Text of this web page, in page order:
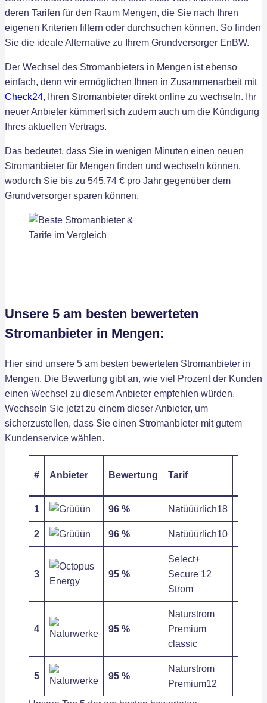
deren Tarifen für den Raum Mengen, die Sie nach Ihren
eigenen Kriterien filtern oder durchsuchen können. So finden
Sie die ideale Alternative zu Ihrem Grundversorger EnBW.
Der Wechsel des Stromanbieters in Mengen ist ebenso
einfach, denn wir ermöglichen Ihnen in Zusammenarbeit mit
Check24, Ihren Stromanbieter direkt online zu wechseln. Ihr
neuer Anbieter kümmert sich zudem auch um die Kündigung
Ihres aktuellen Vertrags.
Das bedeutet, dass Sie in wenigen Minuten einen neuen
Stromanbieter für Mengen finden und wechseln können,
wodurch Sie bis zu 545,74 € pro Jahr gegenüber dem
Grundversorger sparen können.
Unsere 5 am besten bewerteten
Stromanbieter in Mengen:
Hier sind unsere 5 am besten bewerteten Stromanbieter in
Mengen. Die Bewertung gibt an, wie viel Prozent der Kunden
einen Wechsel zu diesem Anbieter empfehlen würden.
Wechseln Sie jetzt zu einem dieser Anbieter, um
sicherzustellen, dass Sie einen Stromanbieter mit gutem
Kundenservice wählen.
# Anbieter Bewertung Tarif
/ kWh
1 96 % Natüüürlich18
2 96 % Natüüürlich10
3 95 %
Select+
Secure 12
Strom
33,89
4 95 %
Naturstrom
Premium
classic
5 95 %
Naturstrom
Premium12